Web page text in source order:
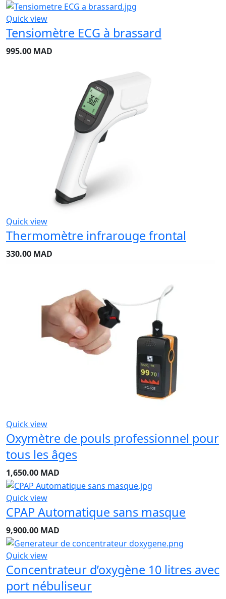
Quick view
Tensiomètre ECG à brassard
995.00 MAD
Quick view
Thermomètre infrarouge frontal
330.00 MAD
Quick view
Oxymètre de pouls professionnel pour
tous les âges
1,650.00 MAD
Quick view
CPAP Automatique sans masque
9,900.00 MAD
Quick view
Concentrateur d’oxygène 10 litres avec
port nébuliseur